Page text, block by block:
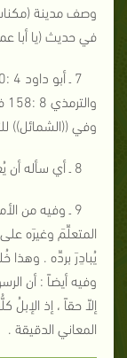
وصف مدينة
في حديث (يا أبا
وفي ((الشمائل)) للترمذي ص152
8 ـ أي سأله أن يُعطِيَه بعيراً من إبل الصدقة ، ليَحمِل عليه مَتاعه .
9 ـ وفيه من
المتعلِّمَ وغيرَه
يُبادِرَ بردِّه .
وفيه أيضاً : أن
إلاّ حقاً ، إذ
المعاني الدقيقة .